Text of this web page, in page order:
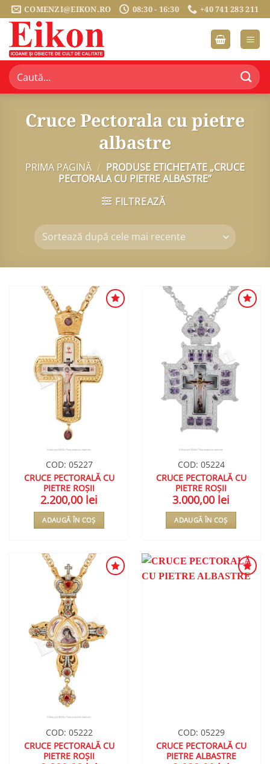
Sari
la
conținut
COMENZI@EIKON.RO 08:30 - 16:30 +40 741 283 211
Caută
după:
Cruce Pectorala cu pietre
albastre
PRIMA PAGINĂ / PRODUSE ETICHETATE „CRUCE
PECTORALA CU PIETRE ALBASTRE”
FILTREAZĂ
COD: 05227
CRUCE PECTORALĂ CU
PIETRE ROȘII
2.200,00 lei
ADAUGĂ ÎN COȘ
COD: 05224
CRUCE PECTORALĂ CU
PIETRE ROȘII
3.000,00 lei
ADAUGĂ ÎN COȘ
COD: 05222
CRUCE PECTORALĂ CU
PIETRE ROȘII
COD: 05229
CRUCE PECTORALĂ CU
PIETRE ALBASTRE